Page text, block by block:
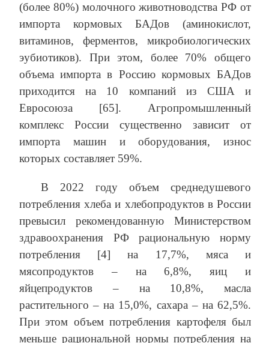
(более 80%) молочного животноводства РФ от
импорта кормовых БАДов (аминокислот,
витаминов, ферментов, микробиологических
эубиотиков). При этом, более 70% общего
объема импорта в Россию кормовых БАДов
приходится на 10 компаний из США и
Евросоюза [65]. Агропромышленный
комплекс России существенно зависит от
импорта машин и оборудования, износ
которых составляет 59%.
В 2022 году объем среднедушевого
потребления хлеба и хлебопродуктов в России
превысил рекомендованную Министерством
здравоохранения РФ рациональную норму
потребления [4] на 17,7%, мяса и
мясопродуктов – на 6,8%, яиц и
яйцепродуктов – на 10,8%, масла
растительного – на 15,0%, сахара – на 62,5%.
При этом объем потребления картофеля был
меньше рациональной нормы потребления на